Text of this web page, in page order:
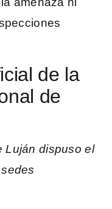
de la
de
Luján dispuso el